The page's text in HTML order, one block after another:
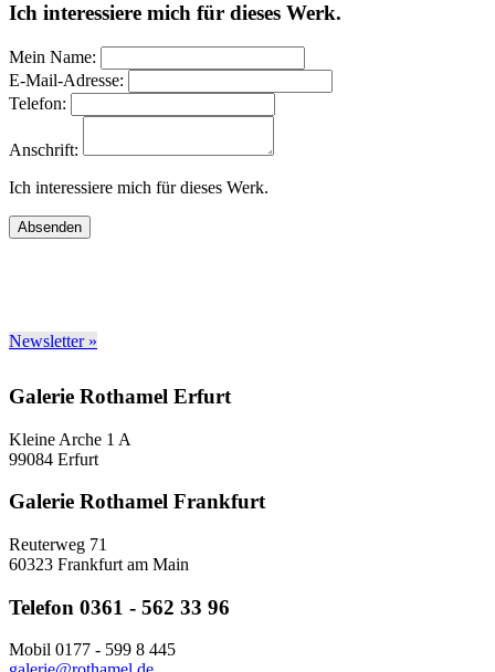
Ich interessiere mich für dieses Werk.
Mein Name:
E-Mail-Adresse:
Telefon:
Anschrift:
Ich interessiere mich für dieses Werk.
Absenden
Newsletter »
Galerie Rothamel Erfurt
Kleine Arche 1 A
99084 Erfurt
Galerie Rothamel Frankfurt
Reuterweg 71
60323 Frankfurt am Main
Telefon 0361 - 562 33 96
Mobil 0177 - 599 8 445